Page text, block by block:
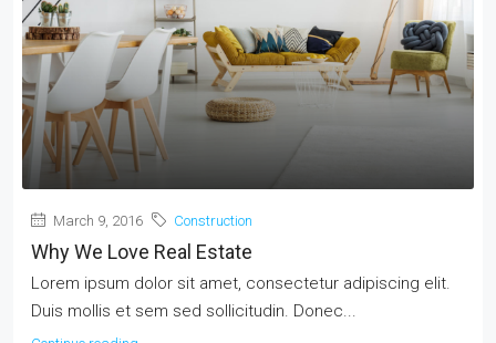
March 9, 2016 Construction
Why We Love Real Estate
Lorem ipsum dolor sit amet, consectetur adipiscing elit.
Duis mollis et sem sed sollicitudin. Donec...